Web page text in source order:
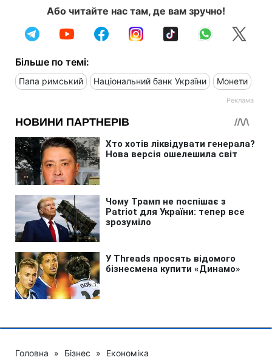
Або читайте нас там, де вам зручно!
Більше по темі:
Папа римський Національний банк України Монети
Головна » Бізнес » Економіка